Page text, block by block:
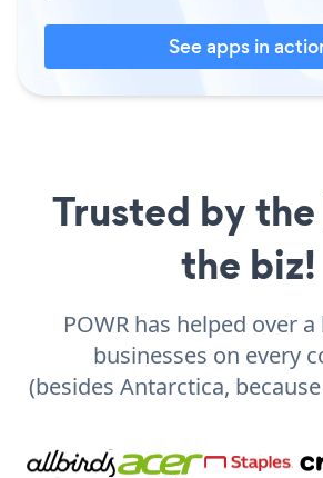
See apps in
Trusted by
the biz!
POWR has helped over
businesses on every
(besides Antarctica,